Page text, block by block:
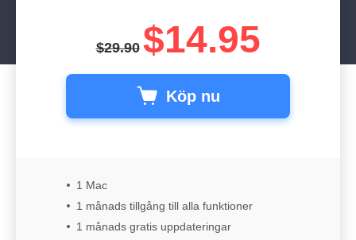
$29.90 $14.95
Köp nu
1 Mac
1 månads tillgång till alla funktioner
1 månads gratis uppdateringar